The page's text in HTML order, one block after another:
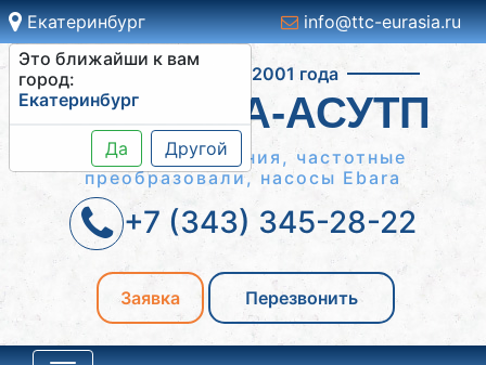
Екатеринбург
Это ближайши к вам
город:
Екатеринбург
Да Другой
info@ttc-eurasia.ru
Работаем с 2001 года
СИСТЕМА-АСУТП
Шкафы управления, частотные
преобразовали, насосы Ebara
+7 (343) 345-28-22
Заявка Перезвонить